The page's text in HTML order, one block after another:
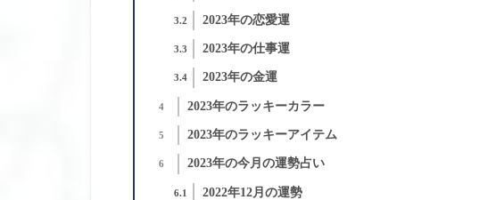
3.2 2023年の恋愛運
3.3 2023年の仕事運
3.4 2023年の金運
4 2023年のラッキーカラー
5 2023年のラッキーアイテム
6 2023年の今月の運勢占い
6.1 2022年12月の運勢